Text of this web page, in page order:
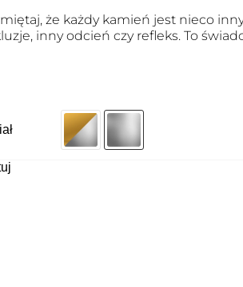
że każdy kamień jest nieco
inny odcień czy refleks. To